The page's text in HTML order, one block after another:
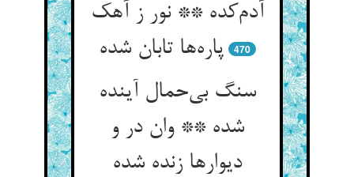
آدم‌کده ** نور ز آهک
پاره‌ها تابان شده
470
سنگ بی‌حمال آینده
شده ** وان در و
دیوارها زنده شده